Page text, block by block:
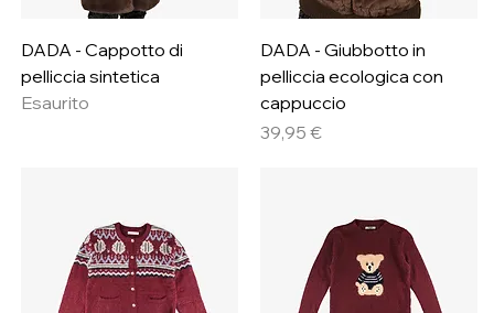
DADA - Cappotto di
pelliccia sintetica
Esaurito
DADA - Giubbotto in
pelliccia ecologica con
cappuccio
Prezzo
39,95 €